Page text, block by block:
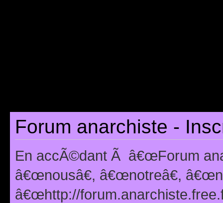
Forum anarchiste -
En accÃ©dant Ã â€œForum
â€œnousâ€, â€œnotreâ€,
â€œhttp://